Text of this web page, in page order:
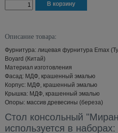
Описание товара:
Фурнитура: лицевая фурнитура Emax
Boyard (Китай)
Материал изготовления
Фасад: МДФ, крашенный эмалью
Корпус: МДФ, крашенный эмалью
Крышка: МДФ, крашенный эмалью
Опоры: массив древесины (береза)
Стол консольный
используется в наборах: